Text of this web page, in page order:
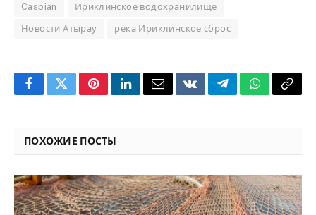
Caspian Ириклинское водохранилище
Новости Атырау река Ириклинское сброс
FacebookTwitterPinterestLinkedInEmailVKontakteTelegramWhatsApp
Copy
ПОХОЖИЕ ПОСТЫ